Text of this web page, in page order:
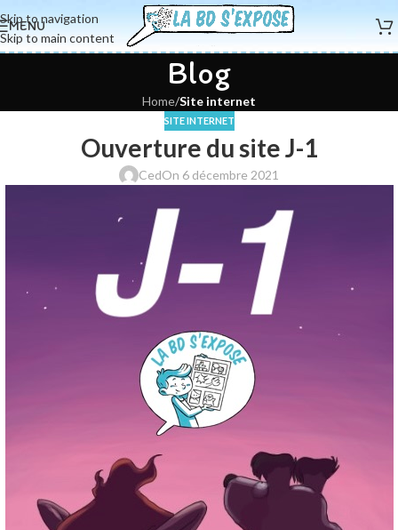
Skip to navigation
Skip to main content
MENU
Blog
Home/Site internet
SITE INTERNET
Ouverture du site J-1
CedOn 6 décembre 2021